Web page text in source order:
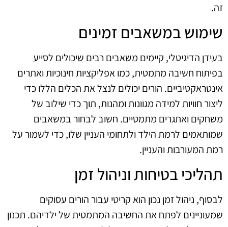
זה.
שימוש במשאבים זמינים
בעידן הדיגיטלי, קיימים משאבים רבים שיכולים לסייע
בפיתוח חשיבה מתמטית, כמו אפליקציות חינוכיות ואתרים
אינטראקטיביים. הורים יכולים לנצל את הכלים הללו כדי
ליצור חוויות למידה מגוונות ומהנות, תוך כדי שילוב של
משחקים ואתגרים מתמטיים. חשוב לבחור במשאבים
שמותאמים לרמת הילד ולתחומי העניין שלו, כדי לשמור על
רמת המעורבות והעניין.
תהליכי בטיחות וניהול זמן
לבסוף, ניהול זמן נכון הוא קריטי עבור הורים עסוקים
שמעוניינים לפתח את החשיבה המתמטית של ילדיהם. תכנון